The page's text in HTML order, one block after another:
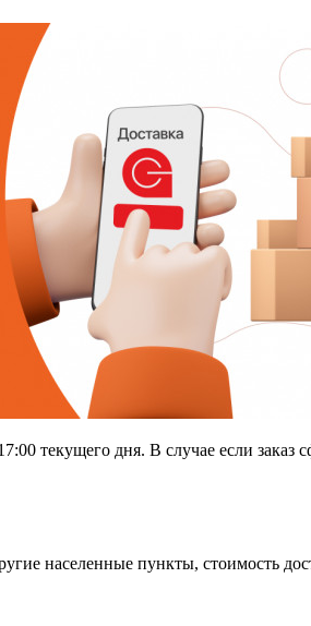
текущего дня. В случае если
населенные пункты, стоимость